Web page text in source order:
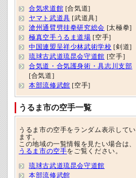
合気求道館 [合気道]
ヤマト武道具 [武道具]
滄州通臂劈挂拳研究総会 [太極拳]
極真空手うるま道場 [空手]
中国連盟呈祥少林武術学校 [剣道]
琉球古武道琉昆会守道館 [空手]
合気道・合気護身術・具志川支部
[合気道]
本部流修武館 [空手]
うるま市の空手一覧
うるま市の空手をランダム表示してい
ます。
この地域の一覧情報を見たい場合は、
うるま市の空手をご覧ください。
琉球古武道琉昆会守道館
本部流修武館